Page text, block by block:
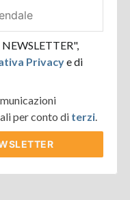
Privacye di
per conto di terzi